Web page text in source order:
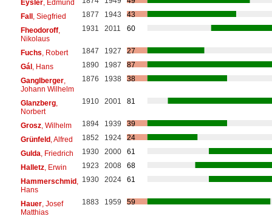
Eysler, Edmund
Fall, Siegfried 1877 1943
43
Fheodoroff,
Nikolaus
1931 2011 60
Fuchs , Robert 1847 1927
27
Gál, Hans 1890 1987
87
Ganglberger,
Johann Wilhelm
1876 1938 38
Glanzberg,
Norbert
1910 2001 81
Grosz, Wilhelm 1894 1939
39
Grünfeld, Alfred 1852 1924
24
Gulda , Friedrich 1930 2000
61
Halletz, Erwin 1923 2008
68
Hammerschmid,
Hans
1930 2024 61
Hauer, Josef
Matthias
1883 1959 59